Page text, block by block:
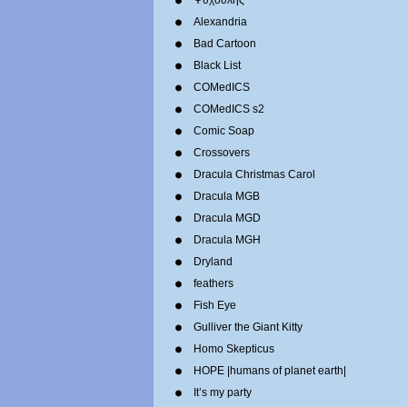
Alexandria
Bad Cartoon
Black List
COMedICS
COMedICS s2
Comic Soap
Crossovers
Dracula Christmas Carol
Dracula MGB
Dracula MGD
Dracula MGH
Dryland
feathers
Fish Eye
Gulliver the Giant Kitty
Homo Skepticus
HOPE |humans of planet earth|
It’s my party